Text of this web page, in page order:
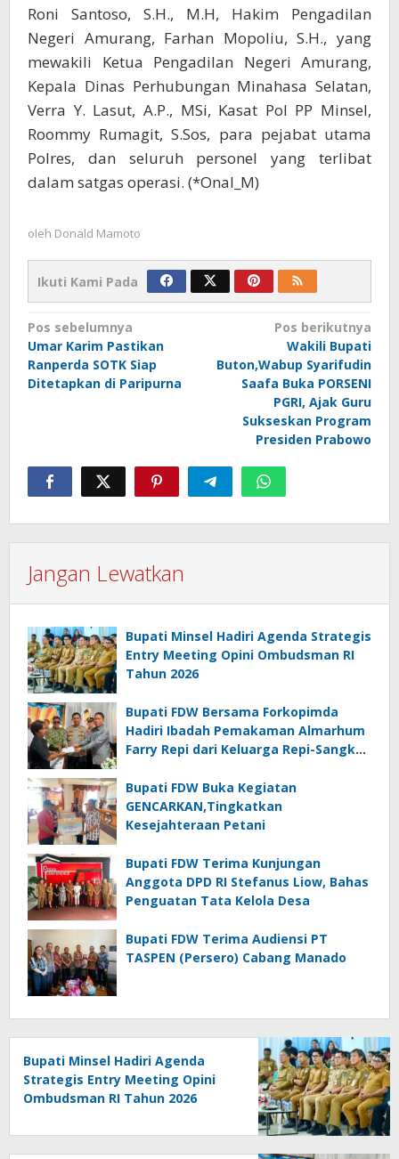
Roni Santoso, S.H., M.H, Hakim Pengadilan
Negeri Amurang, Farhan Mopoliu, S.H., yang
mewakili Ketua Pengadilan Negeri Amurang,
Kepala Dinas Perhubungan Minahasa Selatan,
Verra Y. Lasut, A.P., MSi, Kasat Pol PP Minsel,
Roommy Rumagit, S.Sos, para pejabat utama
Polres, dan seluruh personel yang terlibat
dalam satgas operasi. (*Onal_M)
oleh Donald Mamoto
Ikuti Kami Pada
Navigasi
pos
Pos sebelumnya
Umar Karim Pastikan
Ranperda SOTK Siap
Ditetapkan di Paripurna
Pos berikutnya
Wakili Bupati
Buton,Wabup Syarifudin
Saafa Buka PORSENI
PGRI, Ajak Guru
Sukseskan Program
Presiden Prabowo
Jangan Lewatkan
Bupati Minsel Hadiri Agenda Strategis
Entry Meeting Opini Ombudsman RI
Tahun 2026
Bupati FDW Bersama Forkopimda
Hadiri Ibadah Pemakaman Almarhum
Farry Repi dari Keluarga Repi-Sangkoy
Bupati FDW Buka Kegiatan
GENCARKAN,Tingkatkan
Kesejahteraan Petani
Bupati FDW Terima Kunjungan
Anggota DPD RI Stefanus Liow, Bahas
Penguatan Tata Kelola Desa
Bupati FDW Terima Audiensi PT
TASPEN (Persero) Cabang Manado
Bupati Minsel Hadiri Agenda
Strategis Entry Meeting Opini
Ombudsman RI Tahun 2026